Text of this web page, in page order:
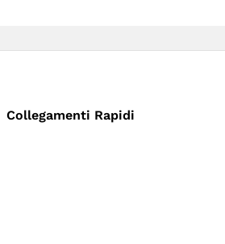
Collegamenti Rapidi